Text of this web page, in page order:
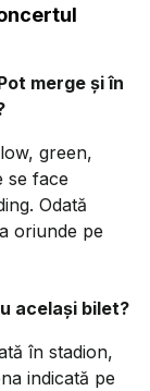
merge și în
green,
se face
Odată
oriunde pe
același bilet?
în stadion,
indicată pe